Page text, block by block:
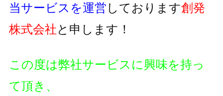
当サービスを運営 しております創発
株式会社と申します！
この度は弊社サービスに興味を持っ
て頂き、